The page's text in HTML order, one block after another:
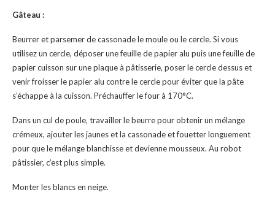
Gâteau :
Beurrer et parsemer de cassonade le moule ou le cercle. Si vous
utilisez un cercle, déposer une feuille de papier alu puis une feuille de
papier cuisson sur une plaque à pâtisserie, poser le cercle dessus et
venir froisser le papier alu contre le cercle pour éviter que la pâte
s’échappe à la cuisson. Préchauffer le four à 170°C.
Dans un cul de poule, travailler le beurre pour obtenir un mélange
crémeux, ajouter les jaunes et la cassonade et fouetter longuement
pour que le mélange blanchisse et devienne mousseux. Au robot
pâtissier, c’est plus simple.
Monter les blancs en neige.